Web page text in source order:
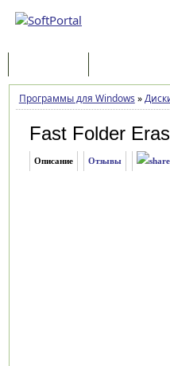
Программы для Windows »
Fast Folder
Описание Отзывы